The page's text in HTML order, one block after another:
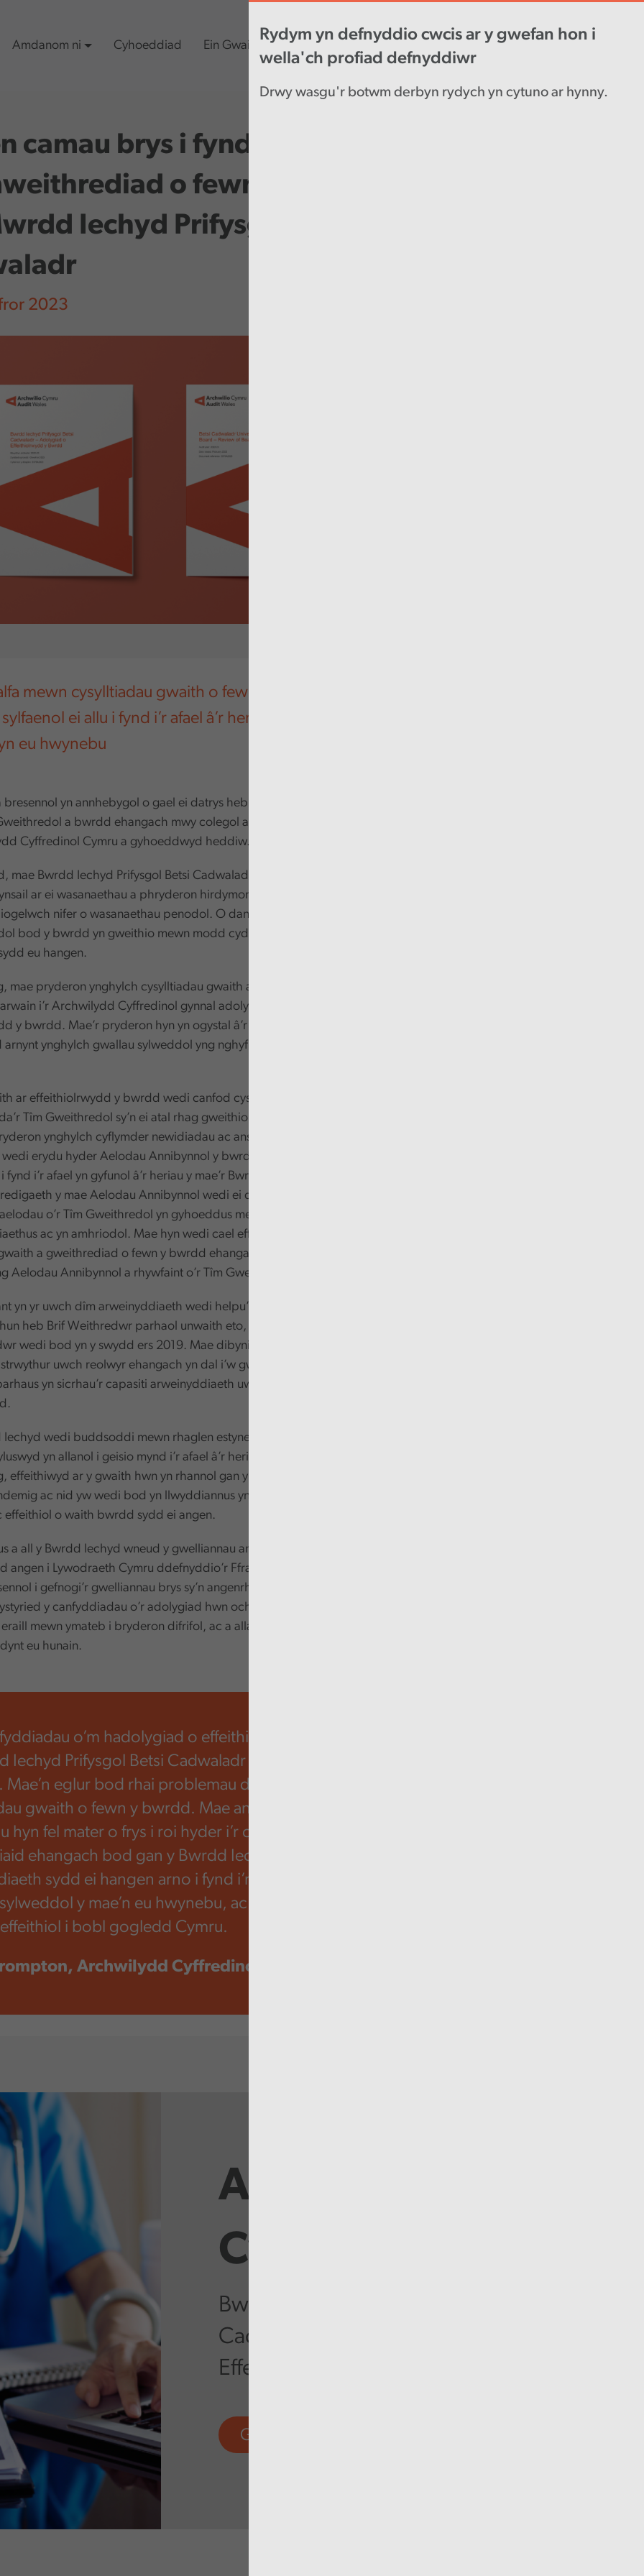
Rydym yn defnyddio cwcis ar y gwefan hon i
wella'ch profiad defnyddiwr
Drwy wasgu'r botwm derbyn rydych yn cytuno ar hynny.
Amdanom ni Cyhoeddiad Ein Gwaith Cynnwys diweddaraf Gyrfaoedd
camau brys i fynd i’r afael â
o fewn y bwrdd
Iechyd Prifysgol Betsi
2023
mewn cysylltiadau gwaith o fewn y bwrdd yn
ei allu i fynd i’r afael â’r heriau niferus y mae’r
eu hwynebu
bresennol yn annhebygol o gael ei datrys heb ryw fath o ymyriad i
a bwrdd ehangach mwy colegol ac unedig, yn ôl adroddiad
Cyffredinol Cymru a gyhoeddwyd heddiw.
mae Bwrdd Iechyd Prifysgol Betsi Cadwaladr yn wynebu heriau a
ar ei wasanaethau a phryderon hirdymor ynghylch perfformiad,
nifer o wasanaethau penodol. O dan amgylchiadau o’r fath,
bod y bwrdd yn gweithio mewn modd cydlynol ac unedig i ysgogi’r
eu hangen.
mae pryderon ynghylch cysylltiadau gwaith ar y lefel uchaf yn y Bwrdd
i’r Archwilydd Cyffredinol gynnal adolygiad brys o
y bwrdd. Mae’r pryderon hyn yn ogystal â’r problemau yr ydym eisoes
ynghylch gwallau sylweddol yng nghyfrifon 2021-22 y Bwrdd
ar effeithiolrwydd y bwrdd wedi canfod cysylltiadau gwaith sydd
Tîm Gweithredol sy’n ei atal rhag gweithio’n effeithiol. Mae hyn,
ynghylch cyflymder newidiadau ac ansawdd sicrwydd a
erydu hyder Aelodau Annibynnol y bwrdd yng ngallu’r Tîm
i’r afael yn gyfunol â’r heriau y mae’r Bwrdd Iechyd yn eu hwynebu.
y mae Aelodau Annibynnol wedi ei dioddef wedi arwain
o’r Tîm Gweithredol yn gyhoeddus mewn ffordd y mae rhai o’r
ac yn amhriodol. Mae hyn wedi cael effaith niweidiol ar
a gweithrediad o fewn y bwrdd ehangach ac wedi creu holltau
Aelodau Annibynnol a rhywfaint o’r Tîm Gweithredol.
yn yr uwch dîm arweinyddiaeth wedi helpu’r sefyllfa. Mae’r sefydliad
heb Brif Weithredwr parhaol unwaith eto, ac mae pedwar gwahanol
wedi bod yn y swydd ers 2019. Mae dibyniaeth drom ar swyddi dros
uwch reolwyr ehangach yn dal i’w gweld ac yn dangos
yn sicrhau’r capasiti arweinyddiaeth uwch sydd ei angen ar y
Iechyd wedi buddsoddi mewn rhaglen estynedig o waith datblygu’r
yn allanol i geisio mynd i’r afael â’r heriau y mae’n eu hwynebu.
effeithiwyd ar y gwaith hwn yn rhannol gan yr angen i ymateb i
ac nid yw wedi bod yn llwyddiannus yn creu’r dull mwy
effeithiol o waith bwrdd sydd ei angen.
a all y Bwrdd Iechyd wneud y gwelliannau angenrheidiol heb ymyriad
angen i Lywodraeth Cymru ddefnyddio’r Fframwaith Uwchgyfeirio ac
i gefnogi’r gwelliannau brys sy’n angenrheidiol. Trwy wneud hynny,
y canfyddiadau o’r adolygiad hwn ochr yn ochr â’r rhai o
mewn ymateb i bryderon difrifol, ac a allai arwain at gamau
eu hunain.
o’m hadolygiad o effeithiolrwydd y bwrdd
Iechyd Prifysgol Betsi Cadwaladr yn peri pryder
eglur bod rhai problemau dwfn gyda
gwaith o fewn y bwrdd. Mae angen datrys y
hyn fel mater o frys i roi hyder i’r cyhoedd a
ehangach bod gan y Bwrdd Iechyd yr
sydd ei hangen arno i fynd i’r afael yn effeithiol
y mae’n eu hwynebu, ac i ddarparu gofal
i bobl gogledd Cymru.
Archwilydd Cyffredinol
Adroddiad
Cysylltiedig
Bwrdd Iechyd Prifysgol Betsi
Cadwaladr – Adolygiad o
Effeithiolrwydd y Bwrdd
Gweld mwy